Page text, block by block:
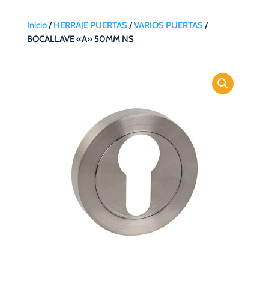
Inicio/HERRAJE PUERTAS/VARIOS PUERTAS/
BOCALLAVE «A» 50MM NS